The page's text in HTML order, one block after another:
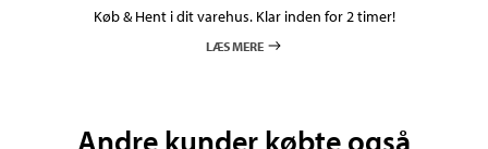
Køb & Hent i dit varehus. Klar inden for 2 timer!
LÆS MERE
Andre kunder købte også